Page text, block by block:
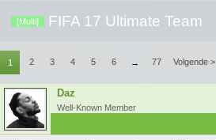
[Multi] FIFA 17 Ultimate Team
1 2 3 4 5 6 → 77 Volgende >
Daz
Well-Known Member